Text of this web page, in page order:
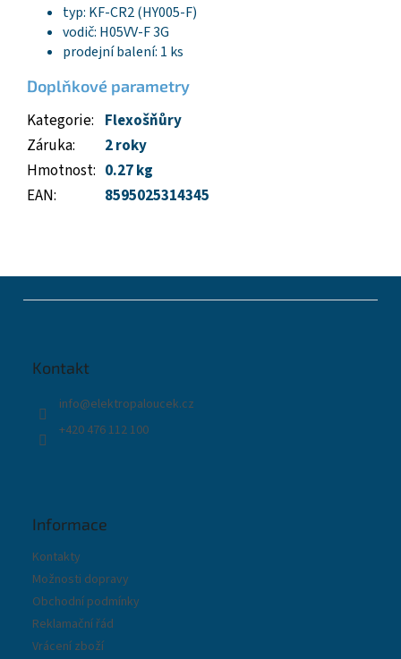
typ: KF-CR2 (HY005-F)
vodič: H05VV-F 3G
prodejní balení: 1 ks
Doplňkové parametry
Kategorie: Flexošňůry
Záruka:
2 roky
Hmotnost: 0.27 kg
EAN: 8595025314345
Kontakt
info@elektropaloucek.cz
+420 476 112 100
Informace
Kontakty
Možnosti dopravy
Obchodní podmínky
Reklamační řád
Vrácení zboží